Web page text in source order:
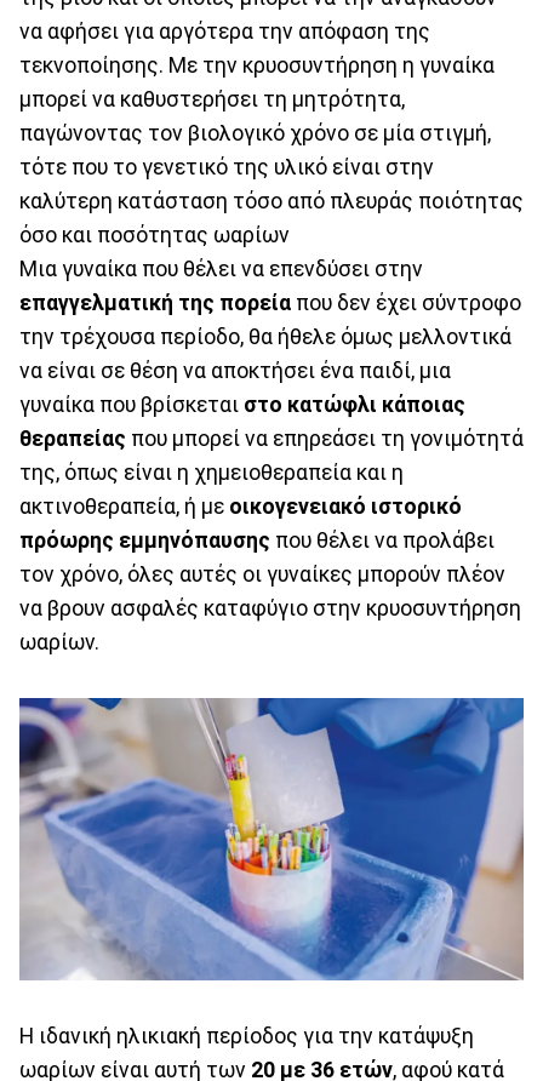
να αφήσει για αργότερα την απόφαση της
τεκνοποίησης. Με την κρυοσυντήρηση η γυναίκα
μπορεί να καθυστερήσει τη μητρότητα,
παγώνοντας τον βιολογικό χρόνο σε μία στιγμή,
τότε που το γενετικό της υλικό είναι στην
καλύτερη κατάσταση τόσο από πλευράς ποιότητας
όσο και ποσότητας ωαρίων
Μια γυναίκα που θέλει να επενδύσει στην
επαγγελματική της πορεία που δεν έχει σύντροφο
την τρέχουσα περίοδο, θα ήθελε όμως μελλοντικά
να είναι σε θέση να αποκτήσει ένα παιδί, μια
γυναίκα που βρίσκεται στο κατώφλι κάποιας
θεραπείας που μπορεί να επηρεάσει τη γονιμότητά
της, όπως είναι η χημειοθεραπεία και η
ακτινοθεραπεία, ή με οικογενειακό ιστορικό
πρόωρης εμμηνόπαυσης που θέλει να προλάβει
τον χρόνο, όλες αυτές οι γυναίκες μπορούν πλέον
να βρουν ασφαλές καταφύγιο στην κρυοσυντήρηση
ωαρίων.
Η ιδανική ηλικιακή περίοδος για την κατάψυξη
ωαρίων είναι αυτή των 20 με 36 ετών, αφού κατά